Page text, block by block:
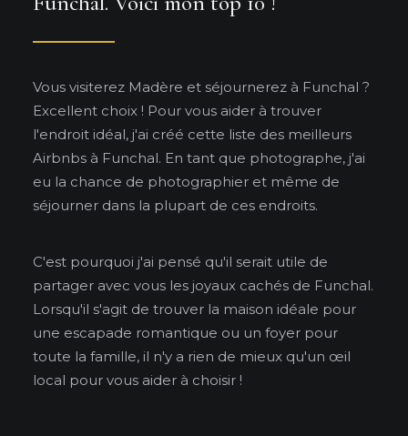
Vous visiterez Madère et séjournerez à Funchal ?
Excellent choix ! Pour vous aider à trouver
l'endroit idéal, j'ai créé cette liste des meilleurs
Airbnbs à Funchal. En tant que photographe, j'ai
eu la chance de photographier et même de
séjourner dans la plupart de ces endroits.
C'est pourquoi j'ai pensé qu'il serait utile de
partager avec vous les joyaux cachés de Funchal.
Lorsqu'il s'agit de trouver la maison idéale pour
une escapade romantique ou un foyer pour
toute la famille, il n'y a rien de mieux qu'un œil
local pour vous aider à choisir !